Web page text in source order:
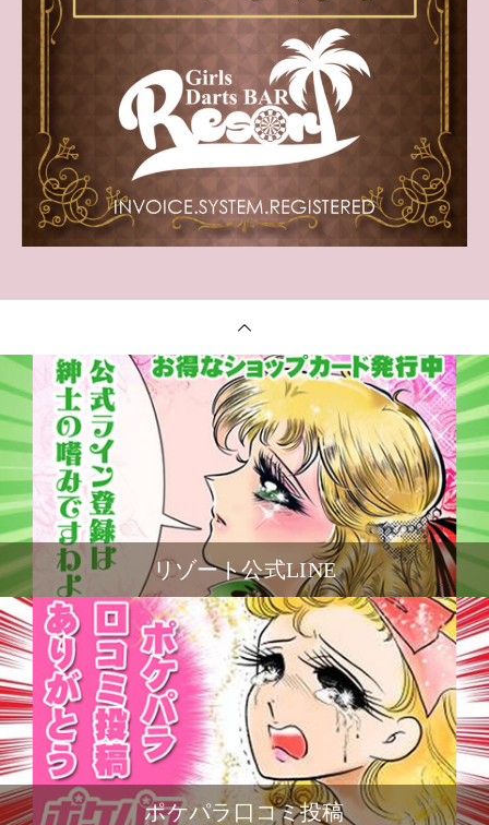
リゾート公式LINE
ポケパラ口コミ投稿